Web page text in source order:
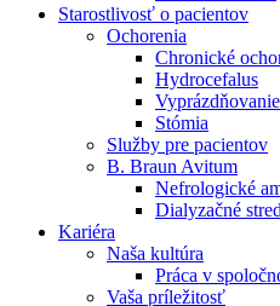
Starostlivosť o pacientov
Ochorenia
Chronické
Hydrocefalus
Stómia
Služby pre pacientov
B. Braun Avitum
Nefrologické
Dialyzačné
Kariéra
Naša kultúra
Práca v
Vaša príležitosť